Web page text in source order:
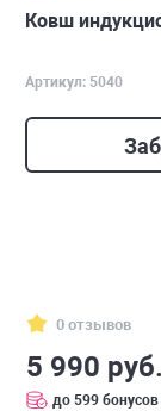
Ковш
Артикул: 5040
0 отзывов
5 990 руб.
до 599 бонусов